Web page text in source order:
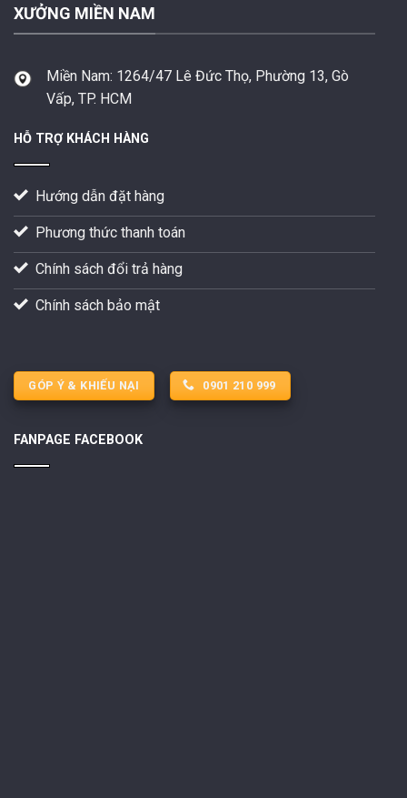
XƯỞNG MIỀN NAM
Miền Nam: 1264/47 Lê Đức Thọ, Phường 13, Gò
Vấp, TP. HCM
HỖ TRỢ KHÁCH HÀNG
Hướng dẫn đặt hàng
Phương thức thanh toán
Chính sách đổi trả hàng
Chính sách bảo mật
GÓP Ý & KHIẾU NẠI 0901 210 999
FANPAGE FACEBOOK